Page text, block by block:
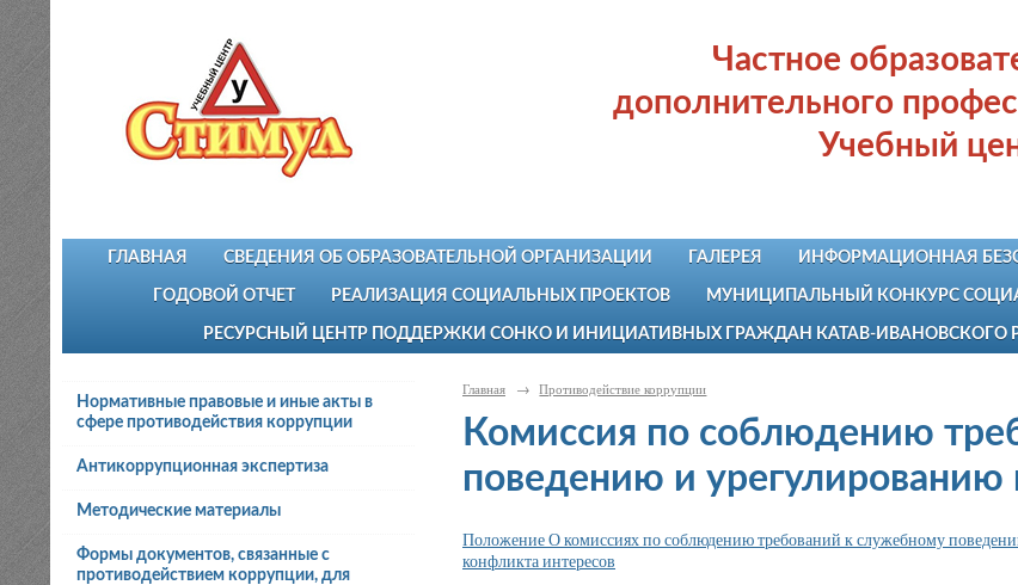
Частное
дополнительного
Учебный
ГЛАВНАЯ СВЕДЕНИЯ ОБ ОБРАЗОВАТЕЛЬНОЙ ОРГАНИЗАЦИИ ГАЛЕРЕЯ ИНФОРМАЦИОННАЯ
ГОДОВОЙ ОТЧЕТ РЕАЛИЗАЦИЯ СОЦИАЛЬНЫХ ПРОЕКТОВ МУНИЦИПАЛЬНЫЙ КОНКУРС
РЕСУРСНЫЙ ЦЕНТР ПОДДЕРЖКИ СОНКО И ИНИЦИАТИВНЫХ ГРАЖДАН КАТАВ-ИВАНОВСКОГО
Нормативные правовые и иные акты в
сфере противодействия коррупции
Антикоррупционная экспертиза
Методические материалы
Формы документов, связанные с
противодействием коррупции, для
Главная → Противодействие коррупции
Комиссия по соблюдению
поведению и урегулированию
Положение О комиссиях по соблюдению требований к служебному
конфликта интересов